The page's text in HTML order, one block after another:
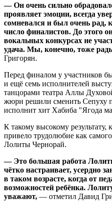
— Он очень сильно
проявляет эмоции, всегда
сомневался и был очень рад,
число финалистов. До этого
вокальных конкурсах не
удача. Мы, конечно, тоже
Григорян.
Перед финалом у участников
и ещё семь исполнителей
танцорами театра Аллы
жюри решили сменить Сепуху
исполнит хит Хабиба "Ягода
К такому высокому результату,
привело трудолюбие как
Лолиты Чернорай.
— Это большая работа
чётко настраивает, усердно
в таком возрасте, когда от
возможностей ребёнка.
уважают, — отметил Давид